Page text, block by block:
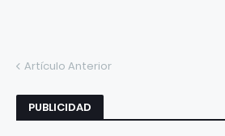
Artículo Anterior
PUBLICIDAD